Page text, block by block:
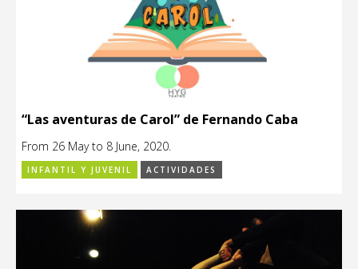
“Las aventuras de Carol” de Fernando Caba
From 26 May to 8 June, 2020.
INFANTIL Y JUVENIL ACTIVIDADES